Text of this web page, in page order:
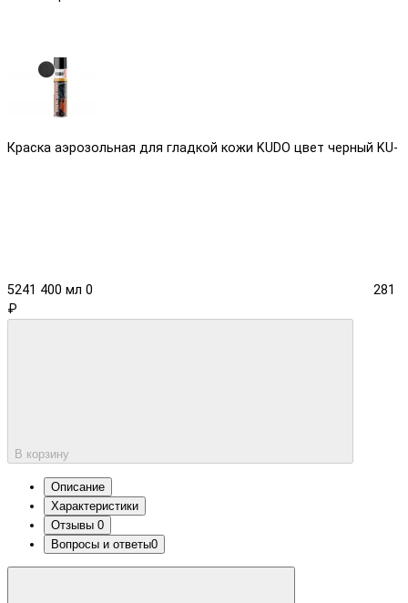
Краска аэрозольная для гладкой кожи KUDO цвет черный KU-
5241 400 мл 0
281
₽
В корзину
Описание
Характеристики
Отзывы 0
Вопросы и ответы0